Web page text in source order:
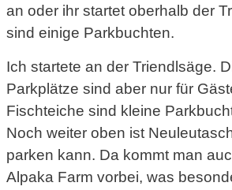
an oder ihr startet oberhalb der
sind einige Parkbuchten.
Ich startete an der Triendlsäge.
Parkplätze sind aber nur für
Fischteiche sind kleine
Noch weiter oben ist
parken kann. Da kommt man
Alpaka Farm vorbei, was